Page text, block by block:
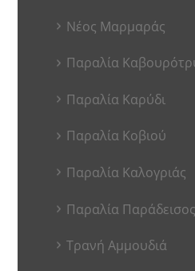
Νέος Μαρμαράς
Παραλία
Παραλία Καρύδι
Παραλία Κοβιού
Παραλία Καλογριάς
Παραλία Παράδεισος
Τρανή Αμμουδιά